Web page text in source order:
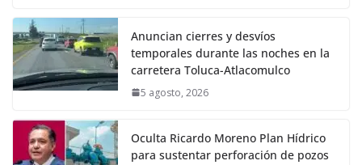
Anuncian cierres y desvíos
temporales durante las noches en la
carretera Toluca-Atlacomulco
5 agosto, 2026
Oculta Ricardo Moreno Plan Hídrico
para sustentar perforación de pozos